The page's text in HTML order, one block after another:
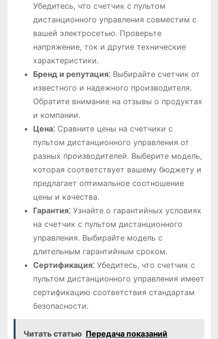
Убедитесь, что счетчик с пультом
дистанционного управления совместим с
вашей электросетью. Проверьте
напряжение, ток и другие технические
характеристики.
Бренд и репутация⁚Выбирайте счетчик от
известного и надежного производителя.
Обратите внимание на отзывы о продуктах
и компании.
Цена⁚Сравните цены на счетчики с
пультом дистанционного управления от
разных производителей. Выберите модель,
которая соответствует вашему бюджету и
предлагает оптимальное соотношение
цены и качества.
Гарантия⁚Узнайте о гарантийных условиях
на счетчик с пультом дистанционного
управления. Выбирайте модель с
длительным гарантийным сроком.
Сертификация⁚Убедитесь, что счетчик с
пультом дистанционного управления имеет
сертификацию соответствия стандартам
безопасности.
Читать статью Передача показаний